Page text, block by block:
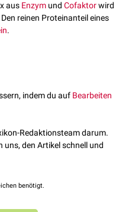
aus Enzym und Cofaktorwird
reinen Proteinanteil eines
.
indem du auf Bearbeiten
Redaktionsteam darum.
uns, den Artikel schnell und
benötigt.